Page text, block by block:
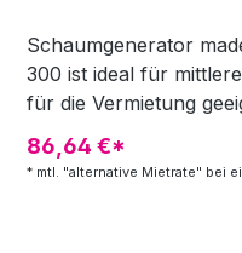
Schaumgenerator
300 ist ideal für
für die Vermietung
Transportmaßen sehr
problemlos in einem
Minute (theoretischer
86,64 €*
* mtl. "alternative Mietrate" bei